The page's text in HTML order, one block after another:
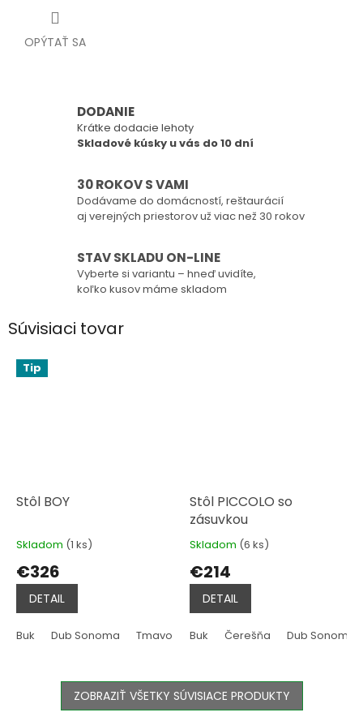
OPÝTAŤ SA
DODANIE
Krátke dodacie lehoty
Skladové kúsky u vás do 10 dní
30 ROKOV S VAMI
Dodávame do domácností, reštaurácií
aj verejných priestorov už viac než 30 rokov
STAV SKLADU ON-LINE
Vyberte si variantu – hneď uvidíte,
koľko kusov máme skladom
Súvisiaci tovar
Tip
Stôl BOY
Priemerné
produktu
je
5,0
z
5
hviezdičiek.
Skladom (1 ks)
€326
DETAIL
Buk Dub Sonoma Tmavo hnedá Biela Dub Vintage
Stôl PICCOLO so
zásuvkou
Priemerné
produktu
je
5,0
z
5
hviezdičiek.
Skladom (6 ks)
€214
DETAIL
Buk Čerešňa Dub Sonoma
ZOBRAZIŤ VŠETKY SÚVISIACE PRODUKTY